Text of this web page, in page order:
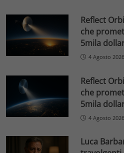
Reflect
che
5mila
4 Agosto 2026
Reflect
che
5mila
4 Agosto 2026
Luca